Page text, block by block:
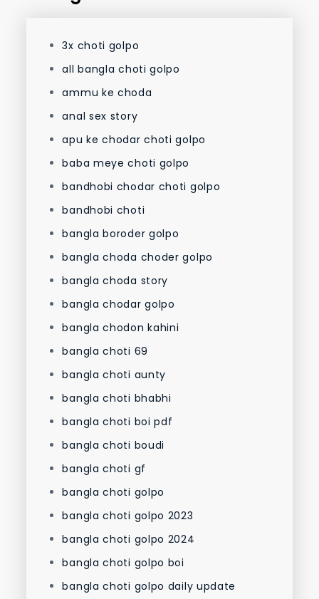
3x choti golpo
all bangla choti golpo
ammu ke choda
anal sex story
apu ke chodar choti golpo
baba meye choti golpo
bandhobi chodar choti golpo
bandhobi choti
bangla boroder golpo
bangla choda choder golpo
bangla choda story
bangla chodar golpo
bangla chodon kahini
bangla choti 69
bangla choti aunty
bangla choti bhabhi
bangla choti boi pdf
bangla choti boudi
bangla choti gf
bangla choti golpo
bangla choti golpo 2023
bangla choti golpo 2024
bangla choti golpo boi
bangla choti golpo daily update